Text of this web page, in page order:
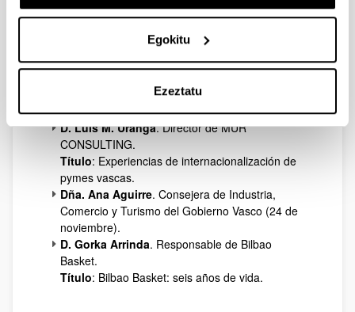
Egokitu
Ezeztatu
Título: Factores gerenciales y personales para
D. José Antonio Rodríguez. Director del Hotel
Barcelo Nervión y Responsable de la Zona Norte
: Dirección de un hotel de ciudad en
tránsito de ciudad industrial a turística.
D. Luis M. Uranga. Director de MUR
CONSULTING.
Título: Experiencias de internacionalización de
pymes vascas.
Dña. Ana Aguirre. Consejera de Industria,
Comercio y Turismo del Gobierno Vasco (24 de
noviembre).
D. Gorka Arrinda. Responsable de Bilbao
Basket.
Título: Bilbao Basket: seis años de vida.